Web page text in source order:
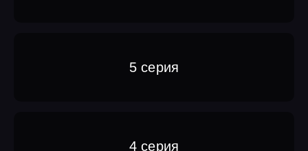
5 серия
4 серия